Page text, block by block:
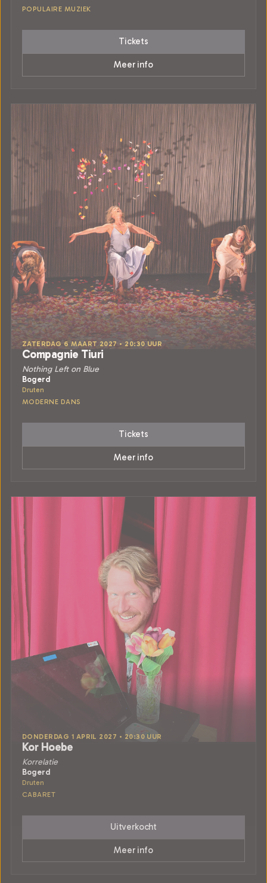
POPULAIRE MUZIEK
Tickets
Meer info
ZATERDAG 6 MAART 2027 • 20:30 UUR
Compagnie Tiuri
Nothing Left on Blue
Bogerd
Druten
MODERNE DANS
Tickets
Meer info
DONDERDAG 1 APRIL 2027 • 20:30 UUR
Kor Hoebe
Korrelatie
Bogerd
Druten
CABARET
Uitverkocht
Meer info